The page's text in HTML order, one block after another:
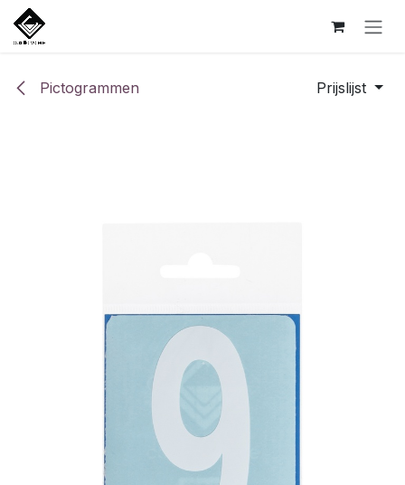
Overslaan naar inhoud
Pictogrammen Prijslijst